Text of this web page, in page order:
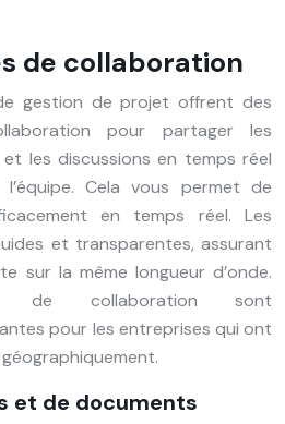
de collaboration
gestion de projet offrent des
pour partager les
les discussions en temps réel
Cela vous permet de
en temps réel. Les
et transparentes, assurant
sur la même longueur d’onde.
de collaboration sont
pour les entreprises qui ont
et de documents